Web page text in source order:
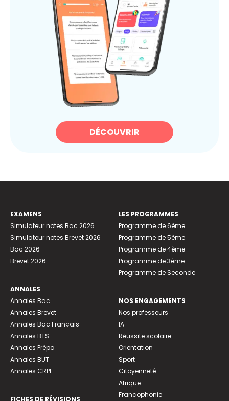
DÉCOUVRIR
EXAMENS
Simulateur notes Bac 2026
Simulateur notes Brevet 2026
Bac 2026
Brevet 2026
ANNALES
Annales Bac
Annales Brevet
Annales Bac Français
Annales BTS
Annales Prépa
Annales BUT
Annales CRPE
FICHES DE RÉVISIONS
LES PROGRAMMES
Programme de 6ème
Programme de 5ème
Programme de 4ème
Programme de 3ème
Programme de Seconde
NOS ENGAGEMENTS
Nos professeurs
IA
Réussite scolaire
Orientation
Sport
Citoyenneté
Afrique
Francophonie